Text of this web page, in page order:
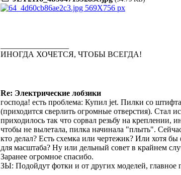
ИНОГДА ХОЧЕТСЯ, ЧТОБЫ ВСЕГДА!
Re: Электрические лобзики
господа! есть проблема: Купил jet. Пилки со
(приходится сверлить огромные отверстия). Стал
приходилось так что сорвал резьбу на креплении,
чтобы не вылетала, пилка начинала "плыть".
кто делал? Есть схемка или чертежик? Или хотя
для масштаба? Ну или дельный совет в крайнем
Заранее огромное спасибо.
ЗЫ: Подойдут фотки и от других моделей, главное